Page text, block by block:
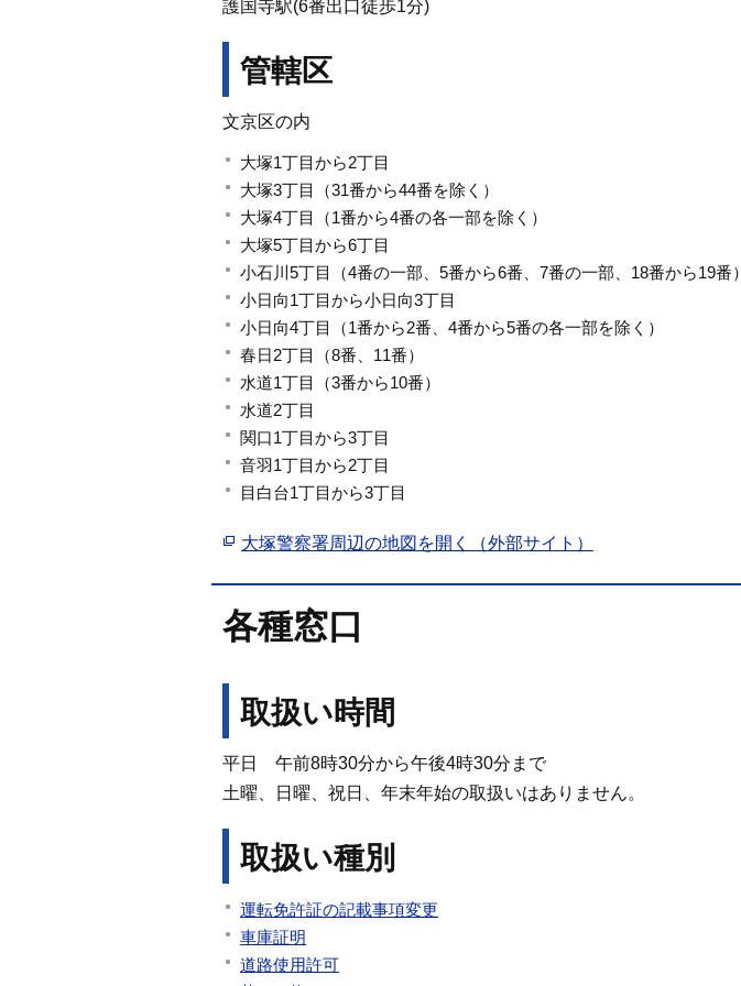
護国寺駅(6番出口徒歩1分)
管轄区
文京区の内
大塚1丁目から2丁目
大塚3丁目（31番から44番を除く）
大塚4丁目（1番から4番の各一部を除く）
大塚5丁目から6丁目
小石川5丁目（4番の一部、5番から6番、7番の一部、18番から19番）
小日向1丁目から小日向3丁目
小日向4丁目（1番から2番、4番から5番の各一部を除く）
春日2丁目（8番、11番）
水道1丁目（3番から10番）
水道2丁目
関口1丁目から3丁目
音羽1丁目から2丁目
目白台1丁目から3丁目
大塚警察署周辺の地図を開く（外部サイト）
各種窓口
取扱い時間
平日 午前8時30分から午後4時30分まで
土曜、日曜、祝日、年末年始の取扱いはありません。
取扱い種別
運転免許証の記載事項変更
車庫証明
道路使用許可